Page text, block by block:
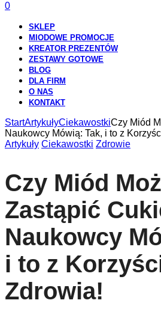
0
SKLEP
MIODOWE PROMOCJE
KREATOR PREZENTÓW
ZESTAWY GOTOWE
BLOG
DLA FIRM
O NAS
KONTAKT
StartArtykułyCiekawostkiCzy Miód
Naukowcy Mówią: Tak, i to z
Artykuły Ciekawostki Zdrowie
Czy Miód
Zastąpić
Naukowcy
i to z
Zdrowia!